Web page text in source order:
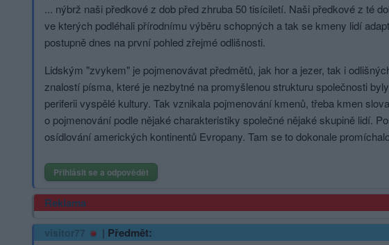
... nýbrž naši předkové z dob před zhruba 50 tisíciletí. Naši předkové z té
ve kterých podléhali přírodnímu výběru schopných a tak se kmeny lidí
postupně dnes na první pohled zřejmé odlišnosti.
Lidským "zvykem" je pojmenovávat předmětů, jak hor a jezer, tak i
znalostí písma, které je nezbytné na promyšlenou strukturu společnosti
periferii vyspělé kultury. Tak vznikala pojmenování kmenů, třeba kmen
o pojmenování podle nějaké charakteristiky společné nějaké skupině lidí.
osídlování amerických kontinentů Evropany. Tam se to dokonale
Přihlásit se a odpovědět
Reklama
visitor77 | Předmět: